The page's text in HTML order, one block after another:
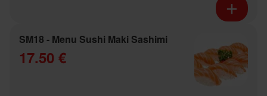
SM18 - Menu Sushi Maki Sashimi
17.50 €